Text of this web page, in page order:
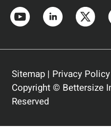
Sitemap | Privacy Policy
Copyright © Bettersize
Reserved